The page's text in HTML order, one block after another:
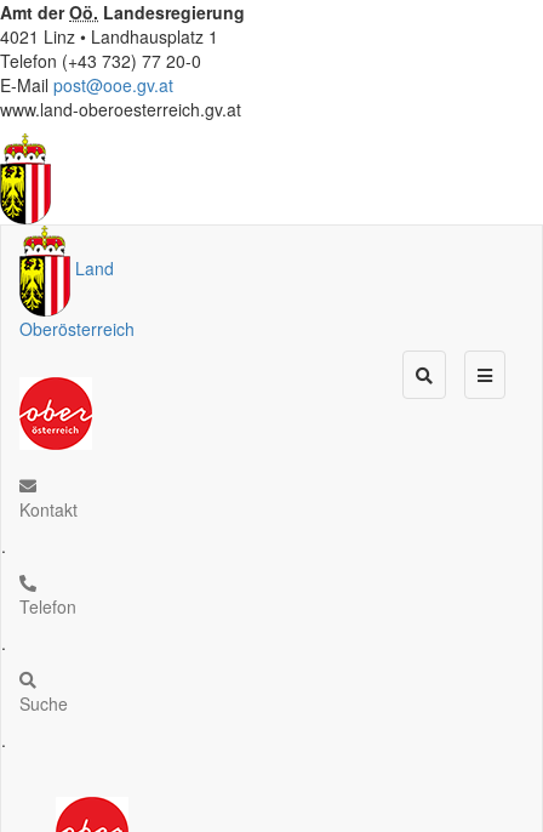
Amt derOö. Landesregierung
4021 Linz • Landhausplatz 1
Telefon (+43 732) 77 20-0
E-Mail post@ooe.gv.at
www.land-oberoesterreich.gv.at
Land
Oberösterreich
Kontakt
.
Telefon
.
Suche
.